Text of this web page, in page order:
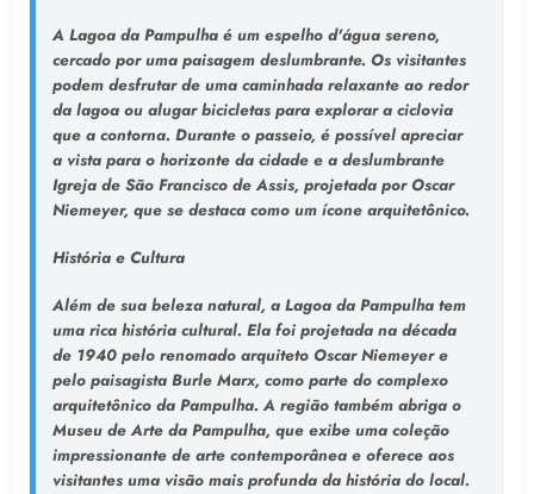
A Lagoa da Pampulha é um espelho d'água sereno,
cercado por uma paisagem deslumbrante. Os visitantes
podem desfrutar de uma caminhada relaxante ao redor
da lagoa ou alugar bicicletas para explorar a ciclovia
que a contorna. Durante o passeio, é possível apreciar
a vista para o horizonte da cidade e a deslumbrante
Igreja de São Francisco de Assis, projetada por Oscar
Niemeyer, que se destaca como um ícone arquitetônico.
História e Cultura
Além de sua beleza natural, a Lagoa da Pampulha tem
uma rica história cultural. Ela foi projetada na década
de 1940 pelo renomado arquiteto Oscar Niemeyer e
pelo paisagista Burle Marx, como parte do complexo
arquitetônico da Pampulha. A região também abriga o
Museu de Arte da Pampulha, que exibe uma coleção
impressionante de arte contemporânea e oferece aos
visitantes uma visão mais profunda da história do local.